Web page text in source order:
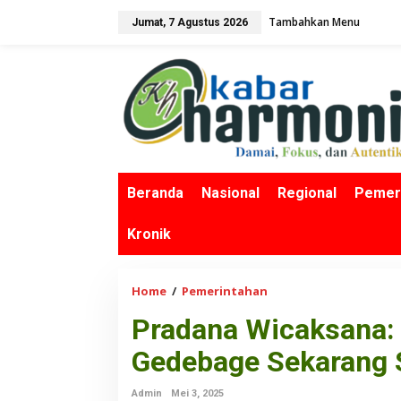
Jumat, 7 Agustus 2026 Tambahkan Menu
Beranda Nasional Regional
Kronik
Home / Pemerintahan
a
d
a
Pradana
Gedebage Sekarang
Admin
Mei 3, 2025